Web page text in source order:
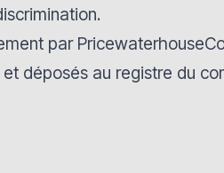
par
déposés au registre du